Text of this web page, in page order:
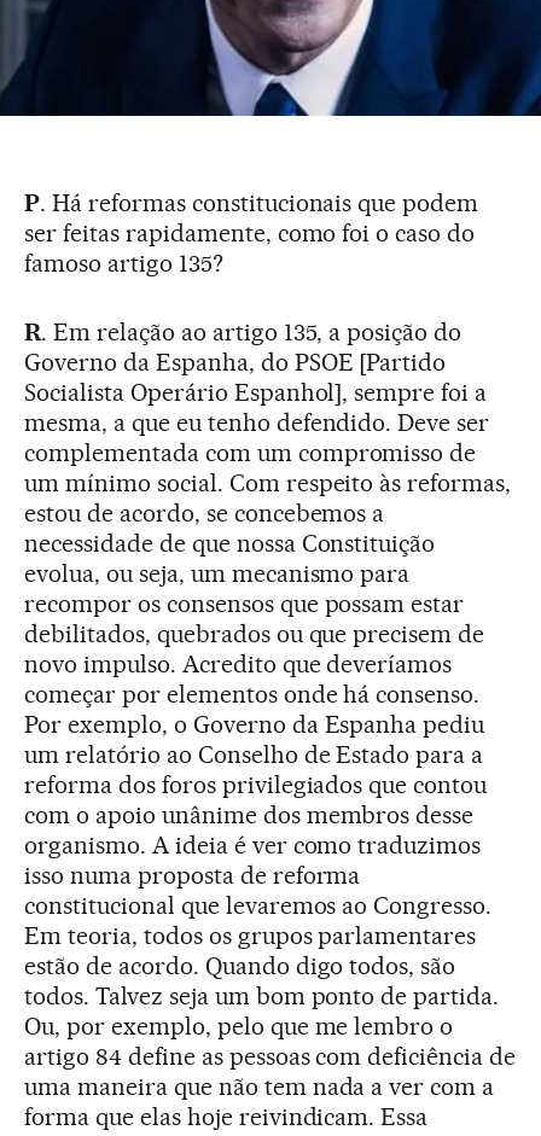
P. Há reformas constitucionais que podem
ser feitas rapidamente, como foi o caso do
famoso artigo 135?
R. Em relação ao artigo 135, a posição do
Governo da Espanha, do PSOE [Partido
Socialista Operário Espanhol], sempre foi a
mesma, a que eu tenho defendido. Deve ser
complementada com um compromisso de
um mínimo social. Com respeito às reformas,
estou de acordo, se concebemos a
necessidade de que nossa Constituição
evolua, ou seja, um mecanismo para
recompor os consensos que possam estar
debilitados, quebrados ou que precisem de
novo impulso. Acredito que deveríamos
começar por elementos onde há consenso.
Por exemplo, o Governo da Espanha pediu
um relatório ao Conselho de Estado para a
reforma dos foros privilegiados que contou
com o apoio unânime dos membros desse
organismo. A ideia é ver como traduzimos
isso numa proposta de reforma
constitucional que levaremos ao Congresso.
Em teoria, todos os grupos parlamentares
estão de acordo. Quando digo todos, são
todos. Talvez seja um bom ponto de partida.
Ou, por exemplo, pelo que me lembro o
artigo 84 define as pessoas com deficiência de
uma maneira que não tem nada a ver com a
forma que elas hoje reivindicam. Essa